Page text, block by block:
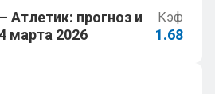
Атлетик: прогноз и
марта 2026
Кэф
1.68